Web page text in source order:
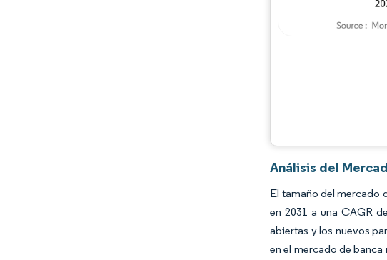
Análisis del
El tamaño del mercado
en 2031 a una CAGR
abiertas y los nuevos
en el mercado de